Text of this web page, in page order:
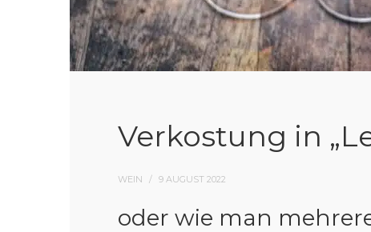
Verkostung in
WEIN 9 AUGUST 2022
oder wie man